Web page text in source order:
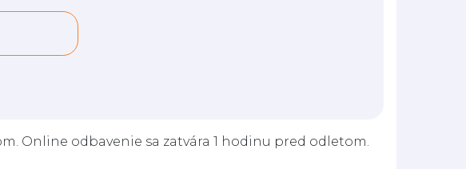
Online odbavenie sa zatvára 1 hodinu pred odletom.